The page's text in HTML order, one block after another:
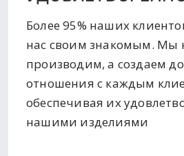
Более 95% наших
нас своим знакомым. Мы
производим, а создаем
отношения с каждым
обеспечивая их
нашими изделиями